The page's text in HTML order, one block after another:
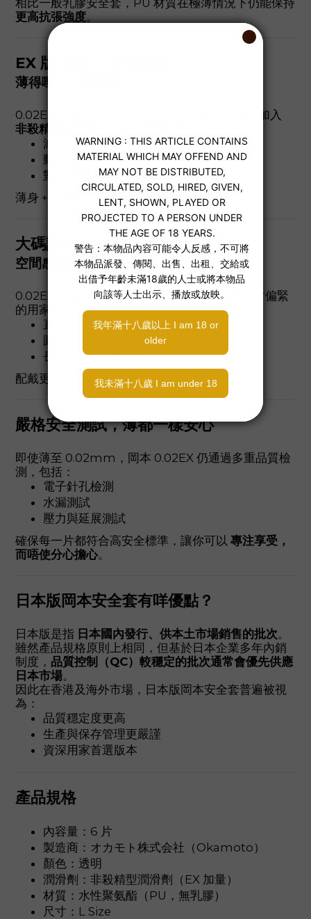
相比一般乳膠安全套，PU 材質在極薄情況下仍能保持
更高抗張強度。
EX 版 200% 潤滑加量
薄得嚟，一樣夠滑
0.02EX 特別針對「超薄但易乾」的常見問題，加入
非殺精型潤滑劑 200% 加量設計
減少摩擦與卡頓感
動作更順，舒適度更高
對敏感或偏乾體質更友善
薄身 + 加潤，真正做到貼而不乾、薄而安心
大碼設計（Large Size）
空間感更好，壓迫感更低
0.02EX 為 L Size 大碼設計，適合覺得標準尺寸偏緊
的用家：
直徑：36mm
圓周：112mm
長度：175 ± 7mm
配戴更輕鬆，長時間使用亦不易感到束縛。
嚴格安全測試，薄都一樣安心
即使薄至 0.02mm，岡本 0.02EX 仍通過多重品質檢
測，包括：
電子針孔檢測
水漏測試
壓力與延展測試
確保每一片都符合高安全標準，讓你可以 專注享受，
而唔使分心擔心。
日本版岡本安全套有咩優點？
日本版是指 日本國內發行、供本土市場銷售的批次。
雖然產品規格原則上相同，但基於日本企業多年內銷
制度， 品質控制（QC）較穩定的批次通常會優先供應
日本市場。
因此在香港及海外市場，日本版岡本安全套普遍被視
為：
品質穩定度更高
生產與保存管理更嚴謹
資深用家首選版本
產品規格
內容量：6 片
製造商：オカモト株式会社（Okamoto）
顏色：透明
潤滑劑：非殺精型潤滑劑（EX 加量）
材質：水性聚氨酯（PU，無乳膠）
尺寸：L Size